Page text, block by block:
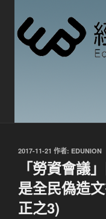
發
2017-11-21 作者: EDUNION
「勞資會議
是全民偽造
正之3)